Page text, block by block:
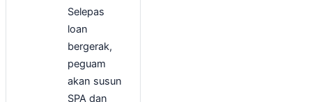
Selepas
loan
bergerak,
peguam
akan susun
SPA dan